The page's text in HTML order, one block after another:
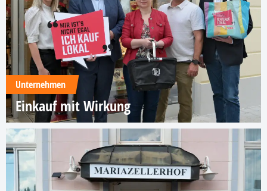
Unternehmen
Einkauf mit Wirkung